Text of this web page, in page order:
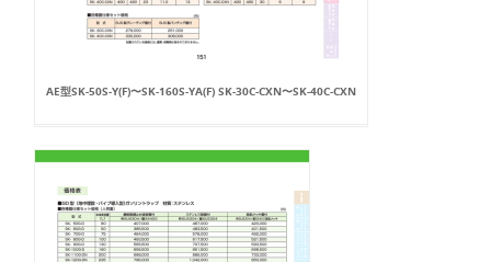
AE型SK-50S-Y(F)〜SK-160S-YA(F) SK-30C-CXN〜SK-40C-CXN